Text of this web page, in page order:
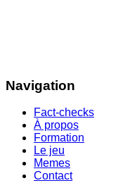
Navigation
Fact-checks
À propos
Formation
Le jeu
Memes
Contact